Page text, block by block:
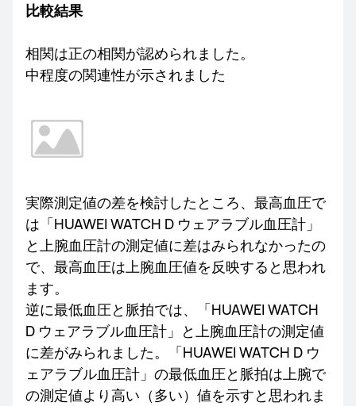
比較結果
相関は正の相関が認められました。
中程度の関連性が示されました
実際測定値の差を検討したところ、最高血圧で
は「HUAWEI WATCH D ウェアラブル血圧計」
と上腕血圧計の測定値に差はみられなかったの
で、最高血圧は上腕血圧値を反映すると思われ
ます。
逆に最低血圧と脈拍では、「HUAWEI WATCH
D ウェアラブル血圧計」と上腕血圧計の測定値
に差がみられました。「HUAWEI WATCH D ウ
ェアラブル血圧計」の最低血圧と脈拍は上腕で
の測定値より高い（多い）値を示すと思われま